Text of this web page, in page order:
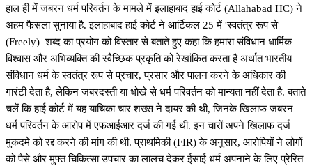
हाल ही में जबरन धर्म परिवर्तन के मामले में इलाहाबाद हाई कोर्ट (Allahabad HC) ने
अहम फैसला सुनाया है. इलाहाबाद हाई कोर्ट ने आर्टिकल 25 में 'स्वतंत्र रूप से'
(Freely) शब्द का प्रयोग को विस्तार से बताते हुए कहा कि हमारा संविधान धार्मिक
विश्वास और अभिव्यक्ति की स्वैच्छिक प्रकृति को रेखांकित करता है अर्थात भारतीय
संविधान धर्म के स्वतंत्र रूप से प्रचार, प्रसार और पालन करने के अधिकार की
गारंटी देता है, लेकिन जबरदस्ती या धोखे से धर्म परिवर्तन को मान्यता नहीं देता है. बताते
चलें कि हाई कोर्ट में यह याचिका चार शख्स ने दायर की थी, जिनके खिलाफ जबरन
धर्म परिवर्तन के आरोप में एफआईआर दर्ज की गई थी. इन चारों अपने खिलाफ दर्ज
मुकदमे को रद्द करने की मांग की थी. प्राथमिकी (FIR) के अनुसार, आरोपियों ने लोगों
को पैसे और मुफ्त चिकित्सा उपचार का लालच देकर ईसाई धर्म अपनाने के लिए प्रेरित